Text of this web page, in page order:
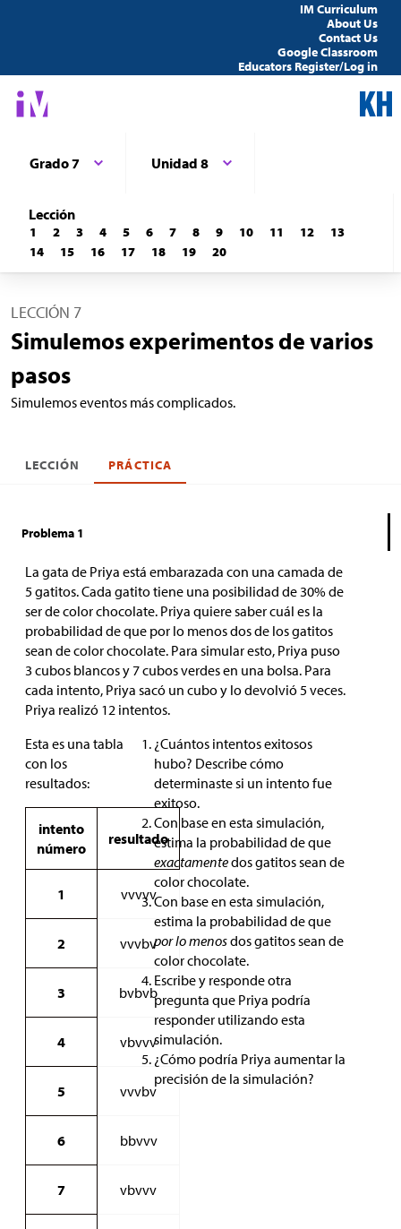
IM Curriculum
About Us
Contact Us
Google Classroom
Educators Register/Log in
Grado 7 Unidad 8
Lección
1 2 3 4 5 6 7 8 9 10 11 12
13
14
15 16 17 18 19 20
LECCIÓN 7
Simulemos experimentos de varios
pasos
Simulemos eventos más complicados.
LECCIÓN PRÁCTICA
Problema 1
La gata de Priya está embarazada con una camada de
5 gatitos. Cada gatito tiene una posibilidad de 30% de
ser de color chocolate. Priya quiere saber cuál es la
probabilidad de que por lo menos dos de los gatitos
sean de color chocolate. Para simular esto, Priya puso
3 cubos blancos y 7 cubos verdes en una bolsa. Para
cada intento, Priya sacó un cubo y lo devolvió 5 veces.
Priya realizó 12 intentos.
Esta es una tabla
con los
resultados:
intento
número
resultado
1 vvvvv
2 vvvbv
3 bvbvb
4 vbvvv
5 vvvbv
6 bbvvv
7 vbvvv
¿Cuántos intentos exitosos
hubo? Describe cómo
determinaste si un intento fue
exitoso.
Con base en esta simulación,
estima la probabilidad de que
exactamentedos gatitos sean de
color chocolate.
Con base en esta simulación,
estima la probabilidad de que
por lo menosdos gatitos sean de
color chocolate.
Escribe y responde otra
pregunta que Priya podría
responder utilizando esta
simulación.
¿Cómo podría Priya aumentar la
precisión de la simulación?